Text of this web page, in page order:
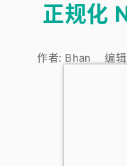
正规化
作者: Bhan 编